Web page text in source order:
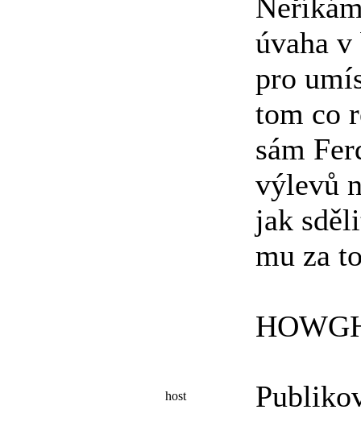
úvaha
pro
tom co
sám
výlevů
jak
mu za
host